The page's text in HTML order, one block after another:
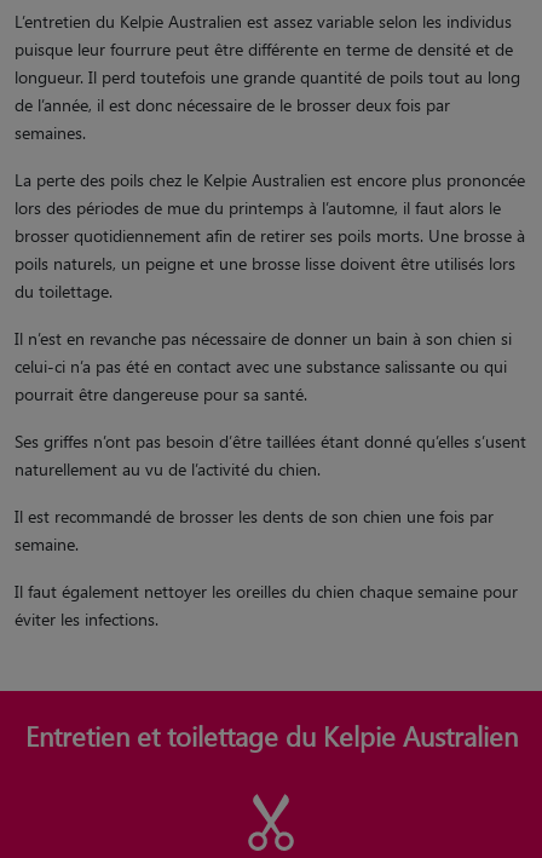
L’entretien du Kelpie Australien est assez variable selon les individus
puisque leur fourrure peut être différente en terme de densité et de
longueur. Il perd toutefois une grande quantité de poils tout au long
de l’année, il est donc nécessaire de le brosser deux fois par
semaines.
La perte des poils chez le Kelpie Australien est encore plus prononcée
lors des périodes de mue du printemps à l’automne, il faut alors le
brosser quotidiennement afin de retirer ses poils morts. Une brosse à
poils naturels, un peigne et une brosse lisse doivent être utilisés lors
du toilettage.
Il n’est en revanche pas nécessaire de donner un bain à son chien si
celui-ci n’a pas été en contact avec une substance salissante ou qui
pourrait être dangereuse pour sa santé.
Ses griffes n’ont pas besoin d’être taillées étant donné qu’elles s’usent
naturellement au vu de l’activité du chien.
Il est recommandé de brosser les dents de son chien une fois par
semaine.
Il faut également nettoyer les oreilles du chien chaque semaine pour
éviter les infections.
Entretien et toilettage du Kelpie Australien